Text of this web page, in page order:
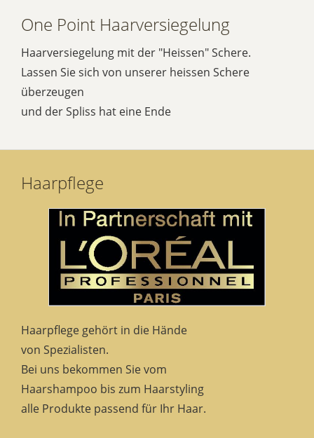
One Point Haarversiegelung
Haarversiegelung mit der "Heissen" Schere.
Lassen Sie sich von unserer heissen Schere
überzeugen
und der Spliss hat eine Ende
Haarpflege
Haarpflege gehört in die Hände
von Spezialisten.
Bei uns bekommen Sie vom
Haarshampoo bis zum Haarstyling
alle Produkte passend für Ihr Haar.